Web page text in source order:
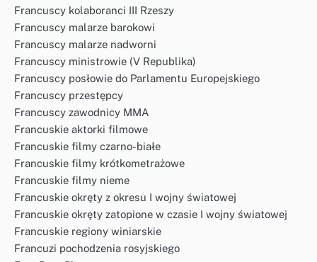
Francuscy kolaboranci III Rzeszy
Francuscy malarze barokowi
Francuscy malarze nadworni
Francuscy ministrowie (V Republika)
Francuscy posłowie do Parlamentu Europejskiego
Francuscy przestępcy
Francuscy zawodnicy MMA
Francuskie aktorki filmowe
Francuskie filmy czarno-białe
Francuskie filmy krótkometrażowe
Francuskie filmy nieme
Francuskie okręty z okresu I wojny światowej
Francuskie okręty zatopione w czasie I wojny światowej
Francuskie regiony winiarskie
Francuzi pochodzenia rosyjskiego